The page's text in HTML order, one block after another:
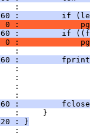
:
:         if
0 :
:         if
0 :
:
:
:
:
:
:
:
:     }
: }
: